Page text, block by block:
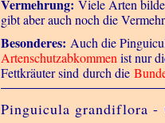
Vermehrung: Viele Arten
gibt aber auch noch die
Besonderes: Auch die
Artenschutzabkommen ist nur
Fettkräuter sind durch die
Pinguicula grandiflora -